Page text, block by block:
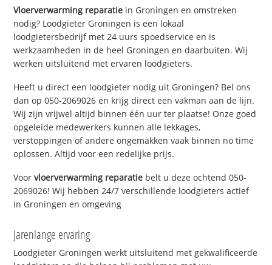
Vloerverwarming reparatie in Groningen en omstreken
nodig? Loodgieter Groningen is een lokaal
loodgietersbedrijf met 24 uurs spoedservice en is
werkzaamheden in de heel Groningen en daarbuiten. Wij
werken uitsluitend met ervaren loodgieters.
Heeft u direct een loodgieter nodig uit Groningen? Bel ons
dan op 050-2069026 en krijg direct een vakman aan de lijn.
Wij zijn vrijwel altijd binnen één uur ter plaatse! Onze goed
opgeleide medewerkers kunnen alle lekkages,
verstoppingen of andere ongemakken vaak binnen no time
oplossen. Altijd voor een redelijke prijs.
Voorvloerverwarming reparatie belt u deze ochtend 050-
2069026! Wij hebben 24/7 verschillende loodgieters actief
in Groningen en omgeving
Jarenlange ervaring
Loodgieter Groningen werkt uitsluitend met gekwalificeerde